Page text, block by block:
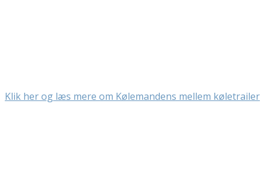
Klik her og læs mere om Kølemandens mellem køletrailer